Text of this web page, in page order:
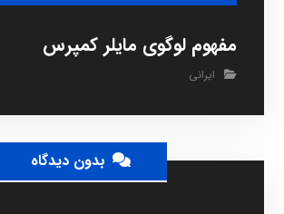
مفهوم لوگوی مایلر کمپرس
ایرانی
بدون دیدگاه